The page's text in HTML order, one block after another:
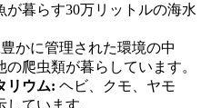
暮らす30万リットルの海水
かに管理された環境の中
爬虫類が暮らしています。
リウム: ヘビ、クモ、ヤモ
ています。